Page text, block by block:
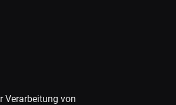
Verarbeitung von